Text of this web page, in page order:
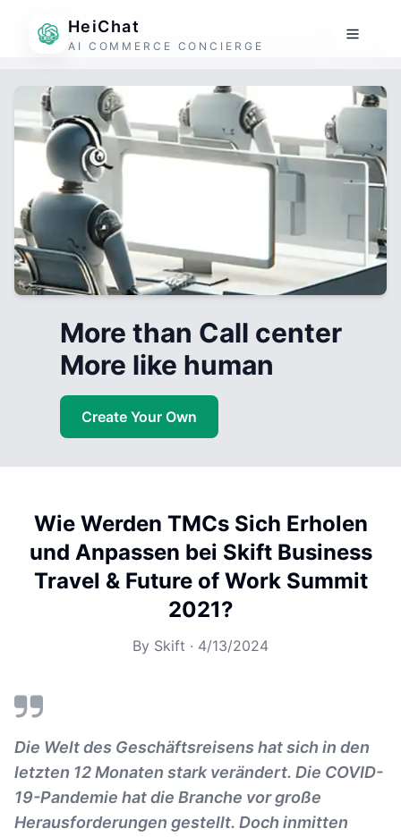
HeiChat
AI COMMERCE CONCIERGE
More than Call center
More like human
Create Your Own
Wie Werden TMCs Sich Erholen
und Anpassen bei Skift Business
Travel & Future of Work Summit
2021?
By Skift · 4/13/2024
Die Welt des Geschäftsreisens hat sich in den
letzten 12 Monaten stark verändert. Die COVID-
19-Pandemie hat die Branche vor große
Herausforderungen gestellt. Doch inmitten